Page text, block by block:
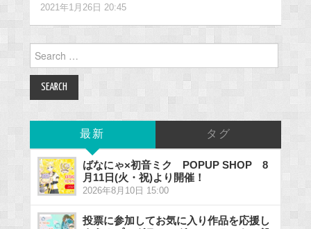
2021年1月26日 20:45
for:
最新 タグ
ばなにゃ×初音ミク POPUP SHOP 8
月11日(火・祝)より開催！
2026年8月10日 15:00
投票に参加してお気に入り作品を応援し